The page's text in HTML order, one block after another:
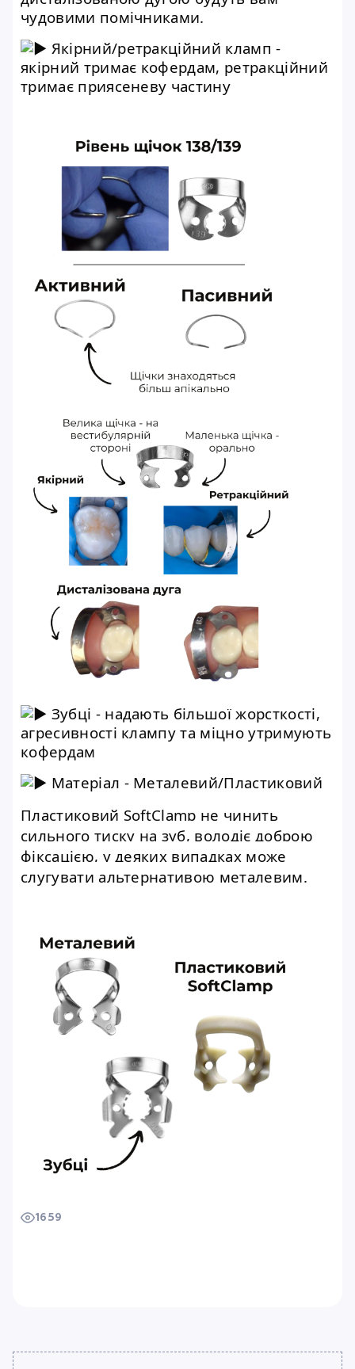
чудовими помічниками.
Якірний/ретракційний кламп -
якірний тримає кофердам, ретракційний
тримає приясеневу частину
Зубці - надають більшої жорсткості,
агресивності клампу та міцно утримують
кофердам
Матеріал - Металевий/Пластиковий
Пластиковий SoftClamp не чинить
сильного тиску на зуб, володіє доброю
фіксацією, у деяких випадках може
слугувати альтернативою металевим.
1659